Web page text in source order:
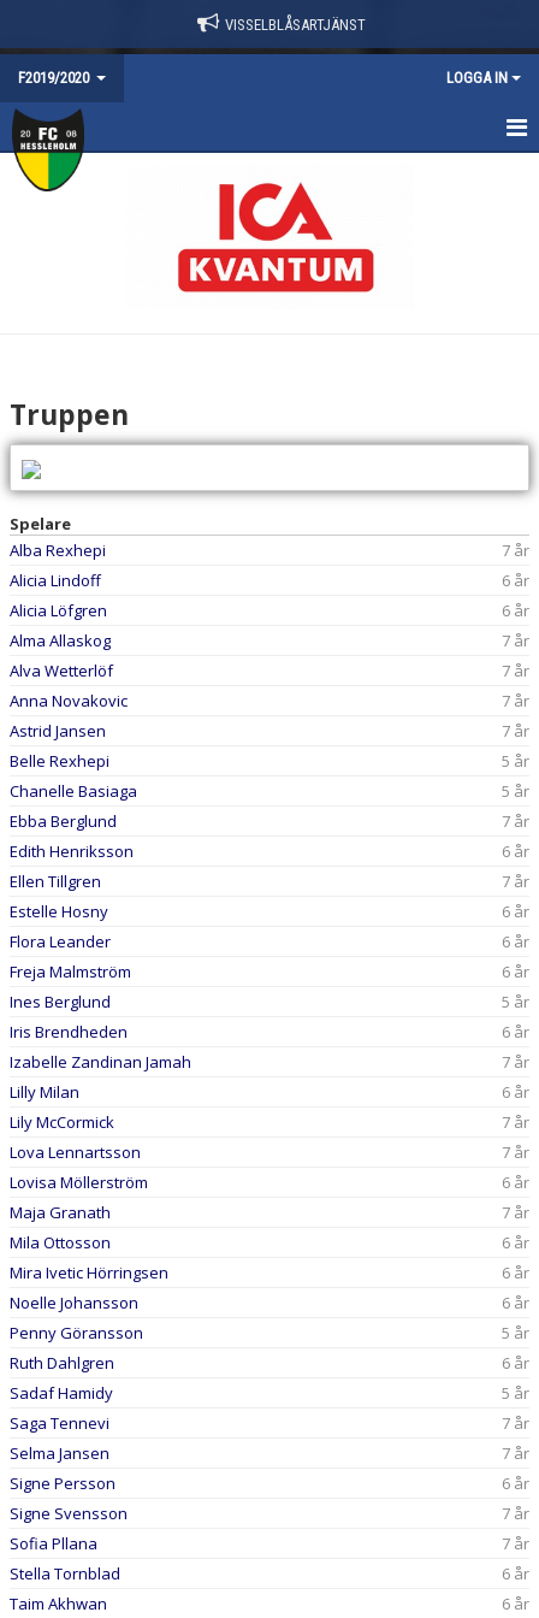
VISSELBLÅSARTJÄNST
F2019/2020 LOGGA IN
HEM
DOKUMENT
Truppen
Spelare
Alba Rexhepi
7 år
Alicia Lindoff
6 år
Alicia Löfgren
6 år
Alma Allaskog
7 år
Alva Wetterlöf
7 år
Anna Novakovic
7 år
Astrid Jansen
7 år
Belle Rexhepi
5 år
Chanelle Basiaga
5 år
Ebba Berglund
7 år
Edith Henriksson
6 år
Ellen Tillgren
7 år
Estelle Hosny
6 år
Flora Leander
6 år
Freja Malmström
6 år
Ines Berglund
5 år
Iris Brendheden
6 år
Izabelle Zandinan Jamah
7 år
Lilly Milan
6 år
Lily McCormick
7 år
Lova Lennartsson
7 år
Lovisa Möllerström
6 år
Maja Granath
7 år
Mila Ottosson
6 år
Mira Ivetic Hörringsen
6 år
Noelle Johansson
6 år
Penny Göransson
5 år
Ruth Dahlgren
6 år
Sadaf Hamidy
5 år
Saga Tennevi
7 år
Selma Jansen
7 år
Signe Persson
6 år
Signe Svensson
7 år
Sofia Pllana
7 år
Stella Tornblad
6 år
Taim Akhwan
6 år